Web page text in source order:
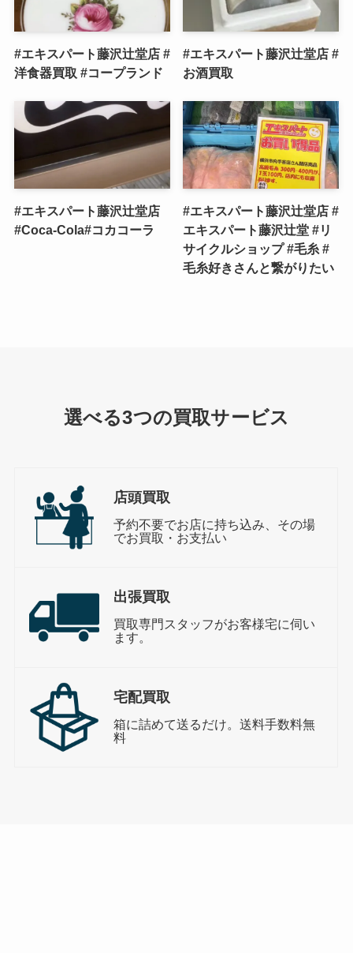
#エキスパート藤沢辻堂店 #
洋食器買取 #コープランド
#エキスパート藤沢辻堂店 #
お酒買取
#エキスパート藤沢辻堂店
#Coca-Cola#コカコーラ
#エキスパート藤沢辻堂店 #
エキスパート藤沢辻堂 #リ
サイクルショップ #毛糸 #
毛糸好きさんと繋がりたい
選べる3つの買取サービス
店頭買取
予約不要でお店に持ち込み、その場
でお買取・お支払い
出張買取
買取専門スタッフがお客様宅に伺い
ます。
宅配買取
箱に詰めて送るだけ。送料手数料無
料